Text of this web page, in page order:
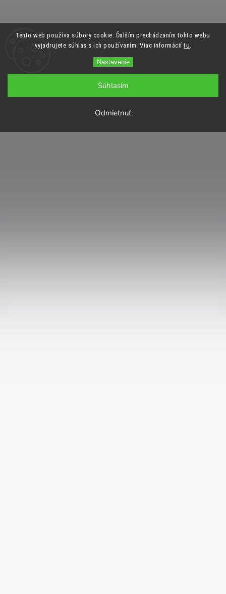
Tento web používa súbory cookie. Ďalším prechádzaním tohto webu
vyjadrujete súhlas s ich používaním. Viac informáciítu.
Nastavenie
Odmietnuť
Súhlasím